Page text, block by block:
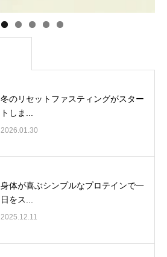
冬のリセットファスティングがスター
トしま...
2026.01.30
身体が喜ぶシンプルなプロテインで一
日をス...
2025.12.11